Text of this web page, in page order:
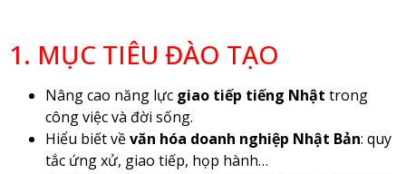
1. MỤC TIÊU ĐÀO TẠO
Nâng cao năng lực giao tiếp tiếng Nhật trong
công việc và đời sống.
Hiểu biết vềvăn hóa doanh nghiệp Nhật Bản: quy
tắc ứng xử, giao tiếp, họp hành…